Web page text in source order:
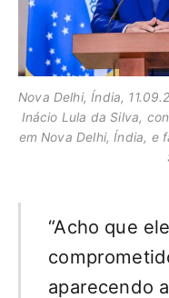
Nova Delhi, Índia,
Inácio Lula da Silva,
em Nova Delhi, Índia, e
“Acho que
aparecendo